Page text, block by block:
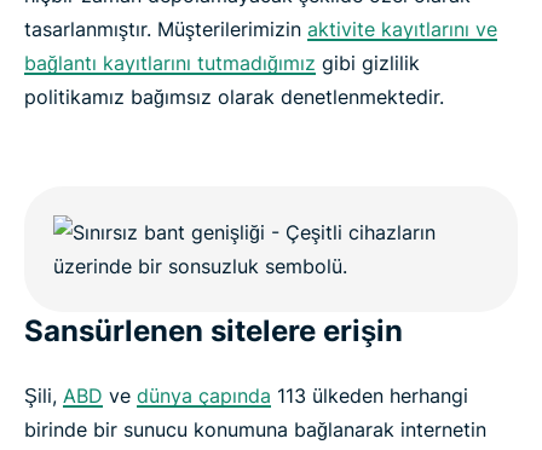
tasarlanmıştır. Müşterilerimizin aktivite kayıtlarını ve
bağlantı kayıtlarını tutmadığımız gibi gizlilik
politikamız bağımsız olarak denetlenmektedir.
Sansürlenen sitelere erişin
Şili, ABD ve dünya çapında 113 ülkeden herhangi
birinde bir sunucu konumuna bağlanarak internetin